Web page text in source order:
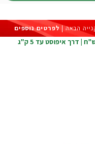
לפרטים נוספים